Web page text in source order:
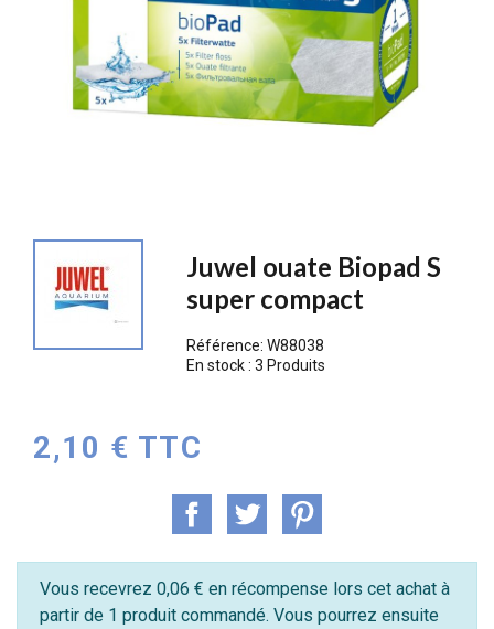
Juwel ouate Biopad S
super compact
Référence:W88038
En stock :3 Produits
2,10 € TTC
Vous recevrez 0,06 € en récompense lors cet achat à
partir de 1 produit commandé. Vous pourrez ensuite